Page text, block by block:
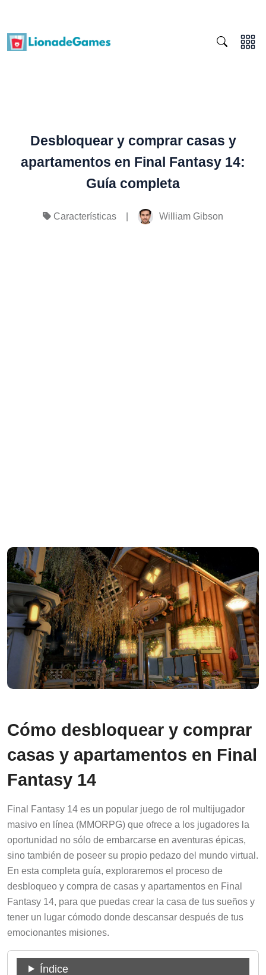
Desbloquear y comprar casas y
apartamentos en Final Fantasy 14:
Guía completa
Características | William Gibson
Cómo desbloquear y comprar
casas y apartamentos en Final
Fantasy 14
Final Fantasy 14 es un popular juego de rol multijugador
masivo en línea (MMORPG) que ofrece a los jugadores la
oportunidad no sólo de embarcarse en aventuras épicas,
sino también de poseer su propio pedazo del mundo virtual.
En esta completa guía, exploraremos el proceso de
desbloqueo y compra de casas y apartamentos en Final
Fantasy 14, para que puedas crear la casa de tus sueños y
tener un lugar cómodo donde descansar después de tus
emocionantes misiones.
Índice